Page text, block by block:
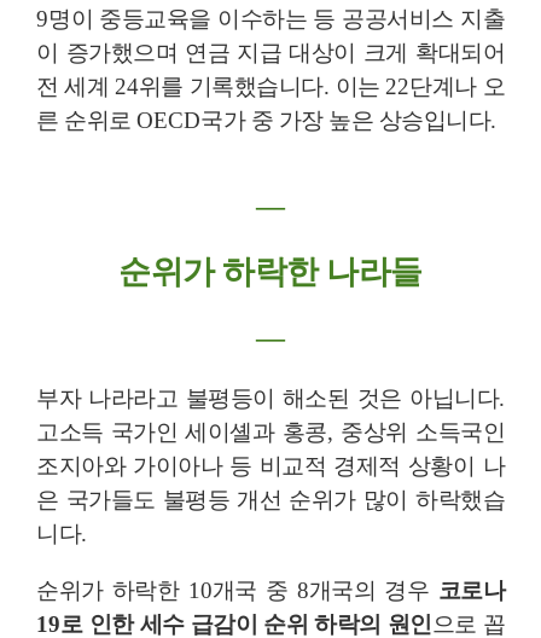
9명이 중등교육을 이수하는 등 공공서비스 지출
이 증가했으며 연금 지급 대상이 크게 확대되어
전 세계 24위를 기록했습니다. 이는22단계나 오
른 순위로 OECD국가 중 가장 높은 상승입니다.
―
순위가 하락한 나라들
―
부자 나라라고 불평등이 해소된 것은 아닙니다.
고소득 국가인 세이셸과 홍콩, 중상위 소득국인
조지아와 가이아나 등 비교적 경제적 상황이 나
은 국가들도 불평등 개선 순위가 많이 하락했습
니다.
순위가 하락한 10개국 중 8개국의 경우 코로나
19로 인한 세수 급감이 순위 하락의 원인으로 꼽